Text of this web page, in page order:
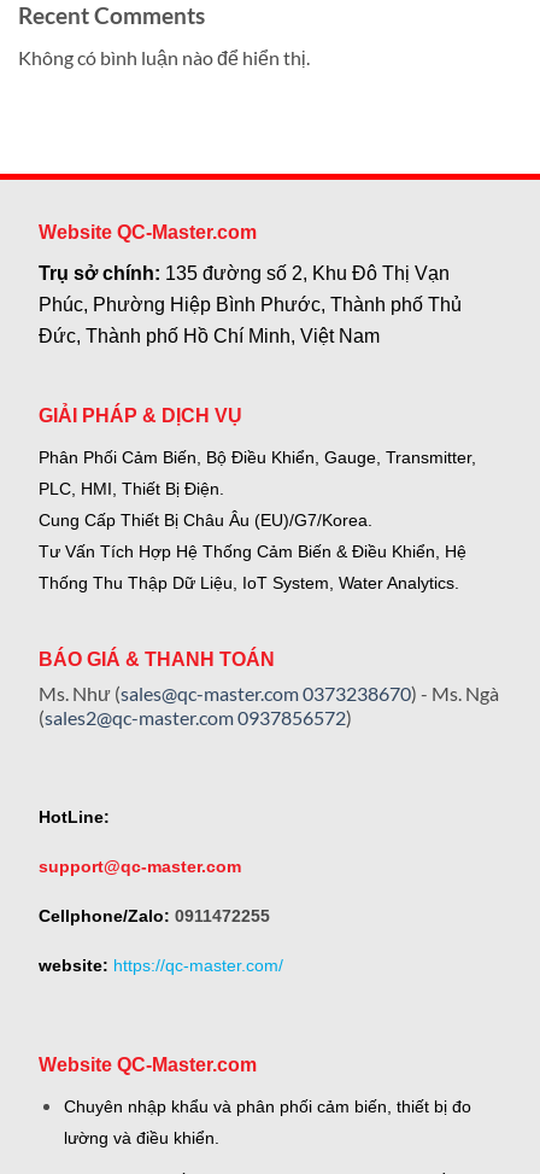
Recent Comments
Không có bình luận nào để hiển thị.
Website QC-Master.com
Trụ sở chính: 135 đường số 2, Khu Đô Thị Vạn
Phúc, Phường Hiệp Bình Phước, Thành phố Thủ
Đức, Thành phố Hồ Chí Minh, Việt Nam
GIẢI PHÁP & DỊCH VỤ
Phân Phối Cảm Biến, Bộ Điều Khiển, Gauge, Transmitter,
PLC, HMI, Thiết Bị Điện.
Cung Cấp Thiết Bị Châu Âu (EU)/G7/Korea.
Tư Vấn Tích Hợp Hệ Thống Cảm Biến & Điều Khiển, Hệ
Thống Thu Thập Dữ Liệu, IoT System, Water Analytics.
BÁO GIÁ & THANH TOÁN
Ms. Như (sales@qc-master.com0373238670) - Ms. Ngà
(sales2@qc-master.com0937856572)
HotLine:
support@qc-master.com
Cellphone/Zalo: 0911472255
website: https://qc-master.com/
Website QC-Master.com
Chuyên nhập khẩu và phân phối cảm biến, thiết bị đo
lường và điều khiển.